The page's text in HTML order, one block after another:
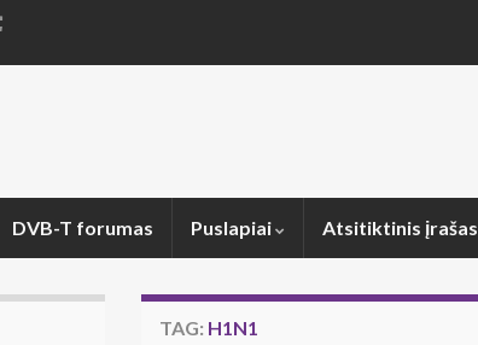
DVB-T forumas Puslapiai Atsitiktinis įrašas
TAG: H1N1